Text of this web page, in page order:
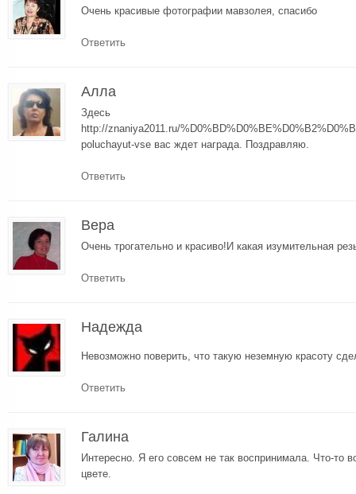
Очень красивые фотографии мавзолея, спасибо
Ответить
Алла
Здесь
http://znaniya2011.ru/
poluchayut-vse вас ждет награда. Поздравляю.
Ответить
Вера
Очень трогательно и красиво!И какая изумительная
Ответить
Надежда
Невозможно поверить, что такую неземную красоту
Ответить
Галина
Интересно. Я его совсем не так воспринимала. Что-то
цвете.